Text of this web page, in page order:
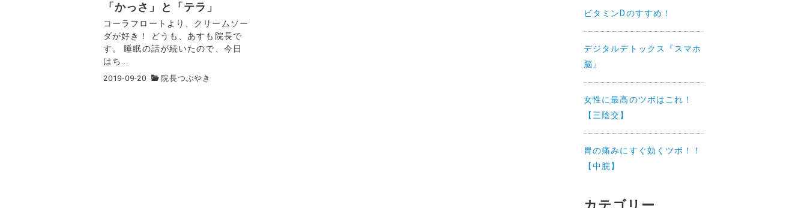
「かっさ」と「テラ」
コーラフロートより、クリームソー
ダが好き！ どうも、あすも院長で
す。 睡眠の話が続いたので、今日
はち...
2019-09-20 院長つぶやき
ビタミンDのすすめ！
デジタルデトックス『スマホ
脳』
女性に最高のツボはこれ！
【三陰交】
胃の痛みにすぐ効くツボ！！
【中脘】